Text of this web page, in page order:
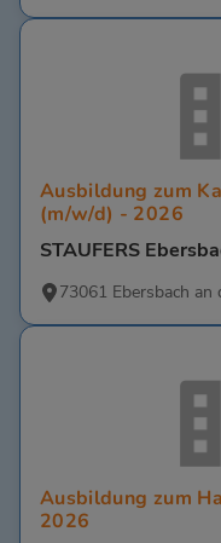
Ausbildung zum
(m/w/d) - 2026
STAUFERS
73061 Ebersbach an
Ausbildung zum
2026